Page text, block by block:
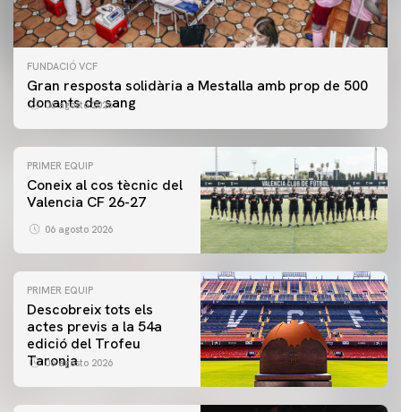
FUNDACIÓ VCF
Gran resposta solidària a Mestalla amb prop de 500
donants de sang
06 agosto 2026
PRIMER EQUIP
Coneix al cos tècnic del
Valencia CF 26-27
06 agosto 2026
PRIMER EQUIP
Descobreix tots els
actes previs a la 54a
edició del Trofeu
Taronja
06 agosto 2026